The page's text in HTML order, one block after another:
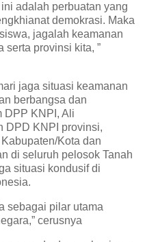
adalah perbuatan yang
demokrasi. Maka
jagalah keamanan
serta provinsi kita, ”
jaga situasi keamanan
berbangsa dan
DPP KNPI, Ali
DPD KNPI provinsi,
Kota dan
di seluruh pelosok Tanah
situasi kondusif di
sebagai pilar utama
cerusnya